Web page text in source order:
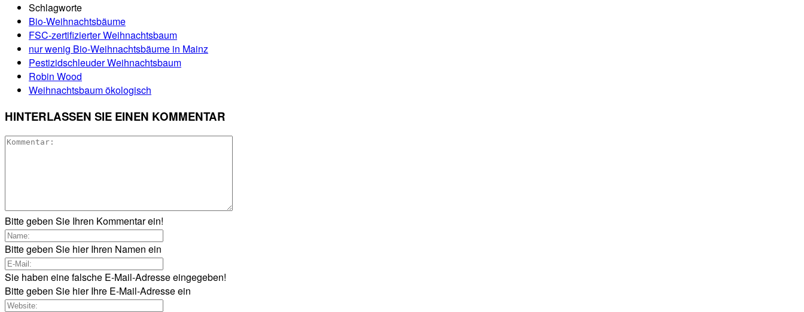
Schlagworte
Bio-Weihnachtsbäume
FSC-zertifizierter Weihnachtsbaum
nur wenig Bio-Weihnachtsbäume in Mainz
Pestizidschleuder Weihnachtsbaum
Robin Wood
Weihnachtsbaum ökologisch
HINTERLASSEN SIE EINEN KOMMENTAR
Bitte geben Sie Ihren Kommentar ein!
Bitte geben Sie hier Ihren Namen ein
Sie haben eine falsche E-Mail-Adresse eingegeben!
Bitte geben Sie hier Ihre E-Mail-Adresse ein